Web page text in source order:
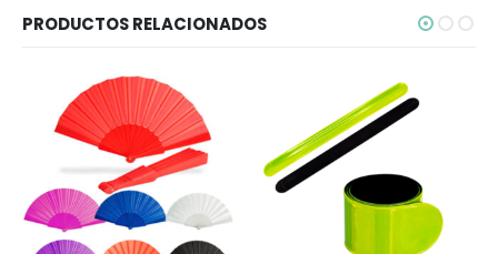
PRODUCTOS RELACIONADOS